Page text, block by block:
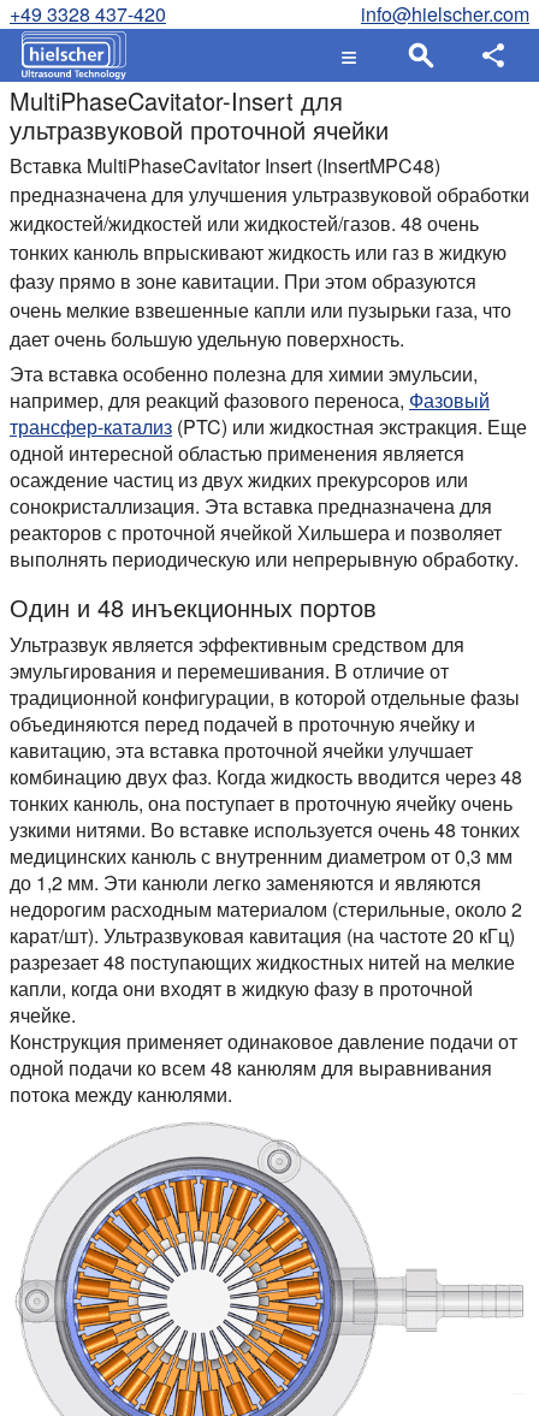
+49 3328 437-420 info@hielscher.com
MultiPhaseCavitator-Insert для
ультразвуковой проточной ячейки
Вставка MultiPhaseCavitator Insert (InsertMPC48)
предназначена для улучшения ультразвуковой обработки
жидкостей/жидкостей или жидкостей/газов. 48 очень
тонких канюль впрыскивают жидкость или газ в жидкую
фазу прямо в зоне кавитации. При этом образуются
очень мелкие взвешенные капли или пузырьки газа, что
дает очень большую удельную поверхность.
Эта вставка особенно полезна для химии эмульсии,
например, для реакций фазового переноса, Фазовый
трансфер-катализ (PTC) или жидкостная экстракция. Еще
одной интересной областью применения является
осаждение частиц из двух жидких прекурсоров или
сонокристаллизация. Эта вставка предназначена для
реакторов с проточной ячейкой Хильшера и позволяет
выполнять периодическую или непрерывную обработку.
Один и 48 инъекционных портов
Ультразвук является эффективным средством для
эмульгирования и перемешивания. В отличие от
традиционной конфигурации, в которой отдельные фазы
объединяются перед подачей в проточную ячейку и
кавитацию, эта вставка проточной ячейки улучшает
комбинацию двух фаз. Когда жидкость вводится через 48
тонких канюль, она поступает в проточную ячейку очень
узкими нитями. Во вставке используется очень 48 тонких
медицинских канюль с внутренним диаметром от 0,3 мм
до 1,2 мм. Эти канюли легко заменяются и являются
недорогим расходным материалом (стерильные, около 2
карат/шт). Ультразвуковая кавитация (на частоте 20 кГц)
разрезает 48 поступающих жидкостных нитей на мелкие
капли, когда они входят в жидкую фазу в проточной
ячейке.
Конструкция применяет одинаковое давление подачи от
одной подачи ко всем 48 канюлям для выравнивания
потока между канюлями.